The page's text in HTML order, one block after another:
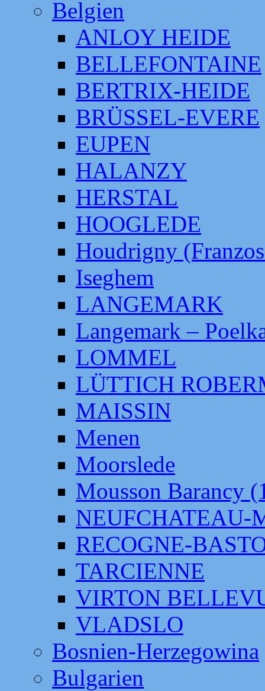
Belgien
ANLOY HEIDE
BELLEFONTAINE
BERTRIX-HEIDE
BRÜSSEL-EVERE
EUPEN
HALANZY
HERSTAL
HOOGLEDE
Houdrigny
Iseghem
LANGEMARK
Langemark –
LOMMEL
LÜTTICH
MAISSIN
Menen
Moorslede
Mousson Barancy
NEUFCHATEAU-
RECOGNE-
TARCIENNE
VIRTON
VLADSLO
Bosnien-Herzegowina
Bulgarien